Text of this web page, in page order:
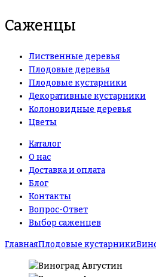
Саженцы
Лиственные деревья
Плодовые деревья
Плодовые кустарники
Декоративные кустарники
Колоновидные деревья
Цветы
Каталог
О нас
Доставка и оплата
Блог
Контакты
Вопрос-Ответ
Выбор саженцев
ГлавнаяПлодовые кустарники